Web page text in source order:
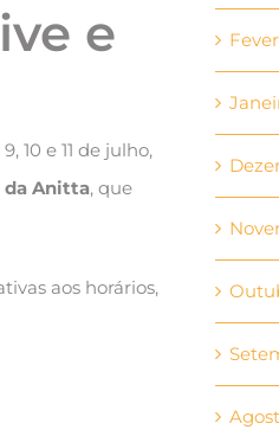
e
10 e 11 de julho,
da Anitta, que
aos horários,